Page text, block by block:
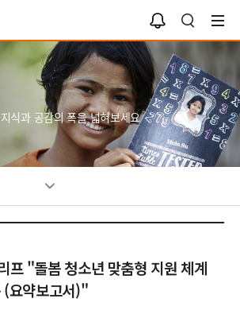
검
색
알
림
함
식과 공감의 폭을 넓혀보세요
프 "돌봄 청소년 맞춤형 지원 체계
(요약보고서)"